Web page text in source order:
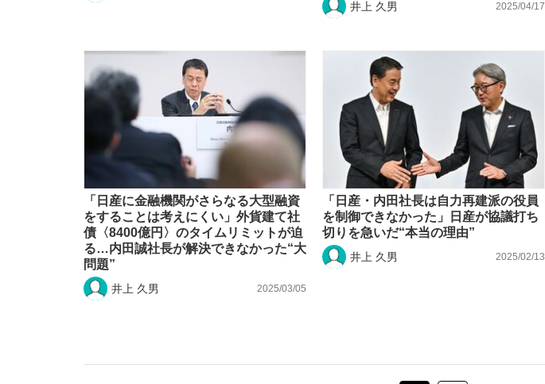
井上 久男 2025/04/17
「日産に金融機関がさらなる大型融資
をすることは考えにくい」外貨建て社
債〈8400億円〉のタイムリミットが迫
る…内田誠社長が解決できなかった“大
問題”
井上 久男 2025/03/05
「日産・内田社長は自力再建派の役員
を制御できなかった」日産が協議打ち
切りを急いだ“本当の理由”
井上 久男 2025/02/13